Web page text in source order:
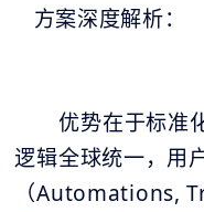
方案深度解析：
优势在于标准化
逻辑全球统一，用
（Automations,